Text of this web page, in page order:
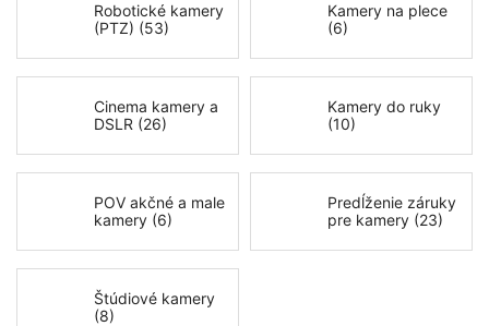
Robotické kamery
(PTZ) (53)
Kamery na plece
(6)
Cinema kamery a
DSLR (26)
Kamery do ruky
(10)
POV akčné a male
kamery (6)
Predĺženie záruky
pre kamery (23)
Štúdiové kamery
(8)